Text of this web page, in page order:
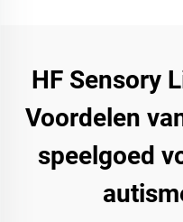
HF Sensory
Voordelen
speelgoed